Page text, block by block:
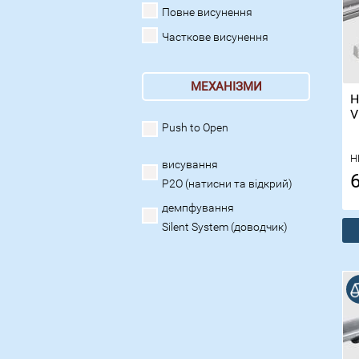
Повне висунення
Часткове висунення
МЕХАНІЗМИ
Push to Open
висування
P2O (натисни та відкрий)
демпфування
Silent System (доводчик)